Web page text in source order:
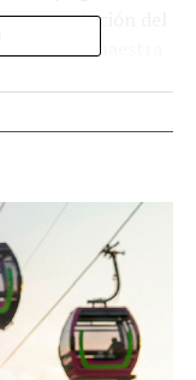
del
la maestra
protagónico de
cómo la ciudad
Americana,
resistió durante
la destrucción
sin que la